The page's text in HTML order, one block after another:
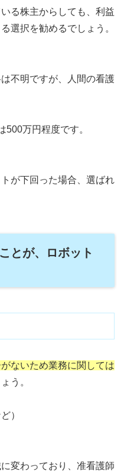
る株主からしても、利益
選択を勧めるでしょう。
不明ですが、人間の看護
500万円程度です。
が下回った場合、選ばれ
とが、ロボット
ないため業務に関しては
う。
）
変わっており、准看護師